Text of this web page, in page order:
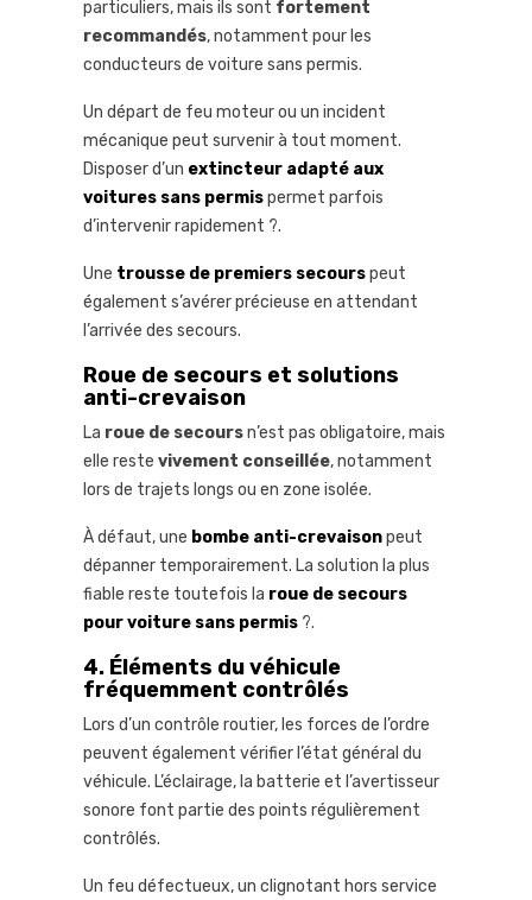
particuliers, mais ils sont fortement
recommandés, notamment pour les
conducteurs de voiture sans permis.
Un départ de feu moteur ou un incident
mécanique peut survenir à tout moment.
Disposer d’un extincteur adapté aux
voitures sans permispermet parfois
d’intervenir rapidement ?.
Une trousse de premiers secourspeut
également s’avérer précieuse en attendant
l’arrivée des secours.
Roue de secours et solutions
anti-crevaison
La roue de secoursn’est pas obligatoire, mais
elle reste vivement conseillée, notamment
lors de trajets longs ou en zone isolée.
À défaut, une bombe anti-crevaisonpeut
dépanner temporairement. La solution la plus
fiable reste toutefois la roue de secours
pour voiture sans permis ?.
4. Éléments du véhicule
fréquemment contrôlés
Lors d’un contrôle routier, les forces de l’ordre
peuvent également vérifier l’état général du
véhicule. L’éclairage, la batterie et l’avertisseur
sonore font partie des points régulièrement
contrôlés.
Un feu défectueux, un clignotant hors service